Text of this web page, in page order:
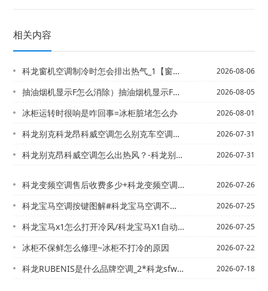
相关内容
科龙窗机空调制冷时怎会排出热气_1【窗机空调制冷效果怎么样_8 2026-08-06
抽油烟机显示F怎么消除）抽油烟机显示F怎么消除师傅发布 2026-08-05
冰柜运转时很响是咋回事=冰柜脏堵怎么办 2026-08-01
科龙别克科龙昂科威空调怎么别克车空调怎么开冷风_13\出热风？-科龙别克车空调怎... 2026-07-31
科龙别克昂科威空调怎么出热风？-科龙别克车空调怎么开冷风_12 2026-07-31
科龙变频空调售后收费多少+科龙变频空调售后收费多少钱官方发布 2026-07-26
科龙宝马空调按键图解#科龙宝马空调不制冷是什么原因？_9 2026-07-25
科龙宝马x1怎么打开冷风/科龙宝马X1自动空调最大制冷键不起作用是什么原因_1 2026-07-25
冰柜不保鲜怎么修理~冰柜不打冷的原因 2026-07-22
科龙RUBENIS是什么品牌空调_2*科龙sfwznwqo 2026-07-18